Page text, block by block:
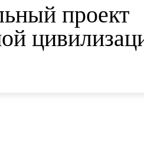
проект